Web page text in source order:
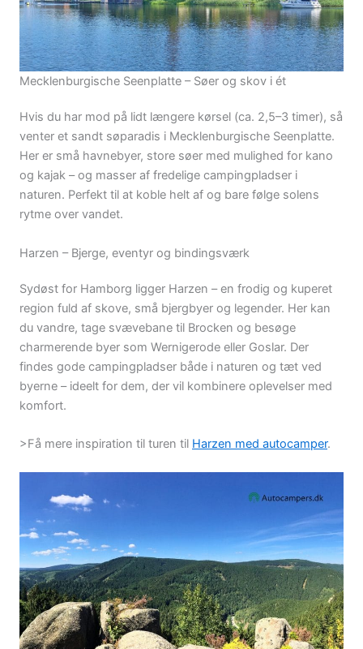
Mecklenburgische Seenplatte – Søer og skov i ét
Hvis du har mod på lidt længere kørsel (ca. 2,5–3 timer), så
venter et sandt søparadis i Mecklenburgische Seenplatte.
Her er små havnebyer, store søer med mulighed for kano
og kajak – og masser af fredelige campingpladser i
naturen. Perfekt til at koble helt af og bare følge solens
rytme over vandet.
Harzen – Bjerge, eventyr og bindingsværk
Sydøst for Hamborg ligger Harzen – en frodig og kuperet
region fuld af skove, små bjergbyer og legender. Her kan
du vandre, tage svævebane til Brocken og besøge
charmerende byer som Wernigerode eller Goslar. Der
findes gode campingpladser både i naturen og tæt ved
byerne – ideelt for dem, der vil kombinere oplevelser med
komfort.
>Få mere inspiration til turen til Harzen med autocamper.